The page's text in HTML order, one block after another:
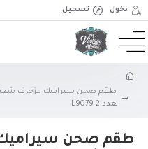
دخول تسجيل
طقم صحن سيراميك مزخرف بتصميم
عدد 2 L9079
طقم صحن